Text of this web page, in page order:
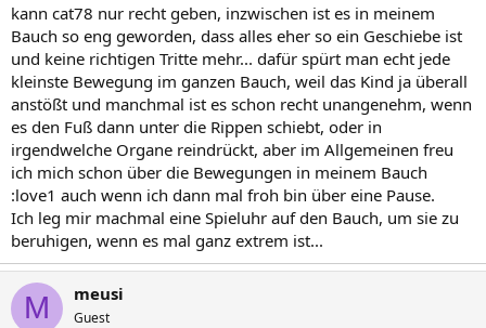
kann cat78 nur recht geben, inzwischen ist es in meinem
Bauch so eng geworden, dass alles eher so ein Geschiebe ist
und keine richtigen Tritte mehr... dafür spürt man echt jede
kleinste Bewegung im ganzen Bauch, weil das Kind ja überall
anstößt und manchmal ist es schon recht unangenehm, wenn
es den Fuß dann unter die Rippen schiebt, oder in
irgendwelche Organe reindrückt, aber im Allgemeinen freu
ich mich schon über die Bewegungen in meinem Bauch
:love1 auch wenn ich dann mal froh bin über eine Pause.
Ich leg mir machmal eine Spieluhr auf den Bauch, um sie zu
beruhigen, wenn es mal ganz extrem ist...
M meusi
Guest